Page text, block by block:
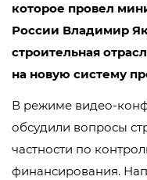
которое провел
России Владимир
строительная
на новую систему
В режиме видео-
обсудили вопросы
частности по
финансирования.